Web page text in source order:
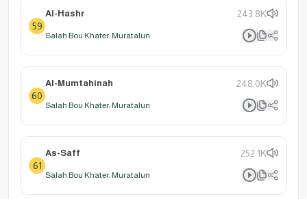
59
Al-Hashr 243.8K
Salah Bou Khater: Muratalun
60
Al-Mumtahinah 248.0K
Salah Bou Khater: Muratalun
61
As-Saff 252.1K
Salah Bou Khater: Muratalun